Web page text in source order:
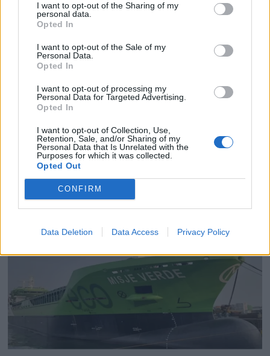
I want to opt-out of the Sharing of my
personal data.
Opted In
I want to opt-out of the Sale of my
Personal Data.
Opted In
I want to opt-out of processing my
Personal Data for Targeted Advertising.
Opted In
I want to opt-out of Collection, Use,
Retention, Sale, and/or Sharing of my
Personal Data that Is Unrelated with the
Purposes for which it was collected.
Opted Out
CONFIRM
Data Deletion Data Access Privacy Policy
Satser på Sting, øker
salget